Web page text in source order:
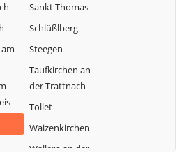
Sankt Thomas
Schlüßlberg
Steegen
Taufkirchen an
der Trattnach
Tollet
Waizenkirchen
Wallern an der